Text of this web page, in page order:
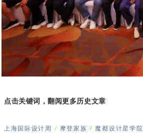
点击关键词，翻阅更多历史文章
上海国际设计周 / 摩登家族 / 魔都设计星学院